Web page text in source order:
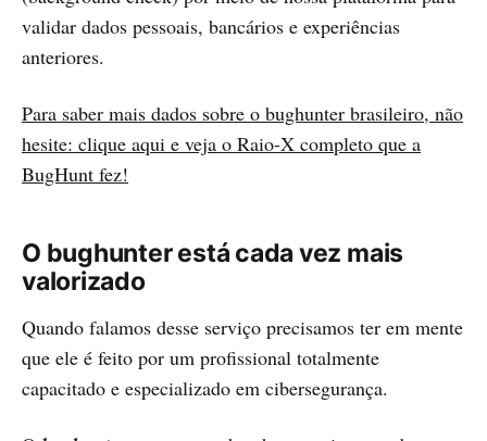
validar dados pessoais, bancários e experiências
anteriores.
Para saber mais dados sobre o bughunter brasileiro, não
hesite: clique aqui e veja o Raio-X completo que a
BugHunt fez!
O bughunter está cada vez mais
valorizado
Quando falamos desse serviço precisamos ter em mente
que ele é feito por um profissional totalmente
capacitado e especializado em cibersegurança.